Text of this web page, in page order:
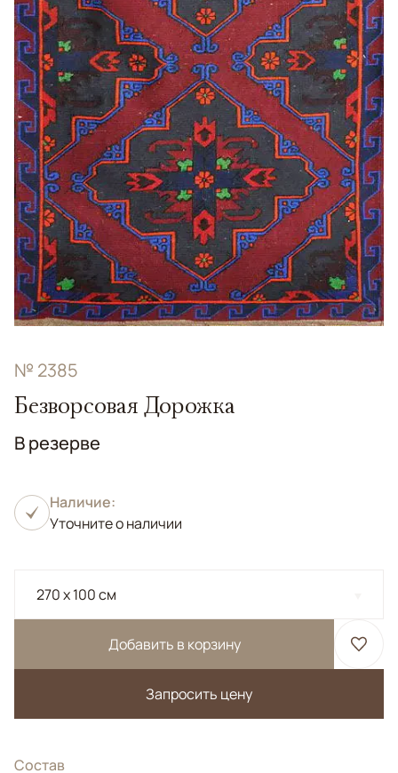
№ 2385
Безворсовая Дорожка
В резерве
Наличие:
Уточните о наличии
270 x 100 см
Добавить в корзину
Запросить цену
Состав